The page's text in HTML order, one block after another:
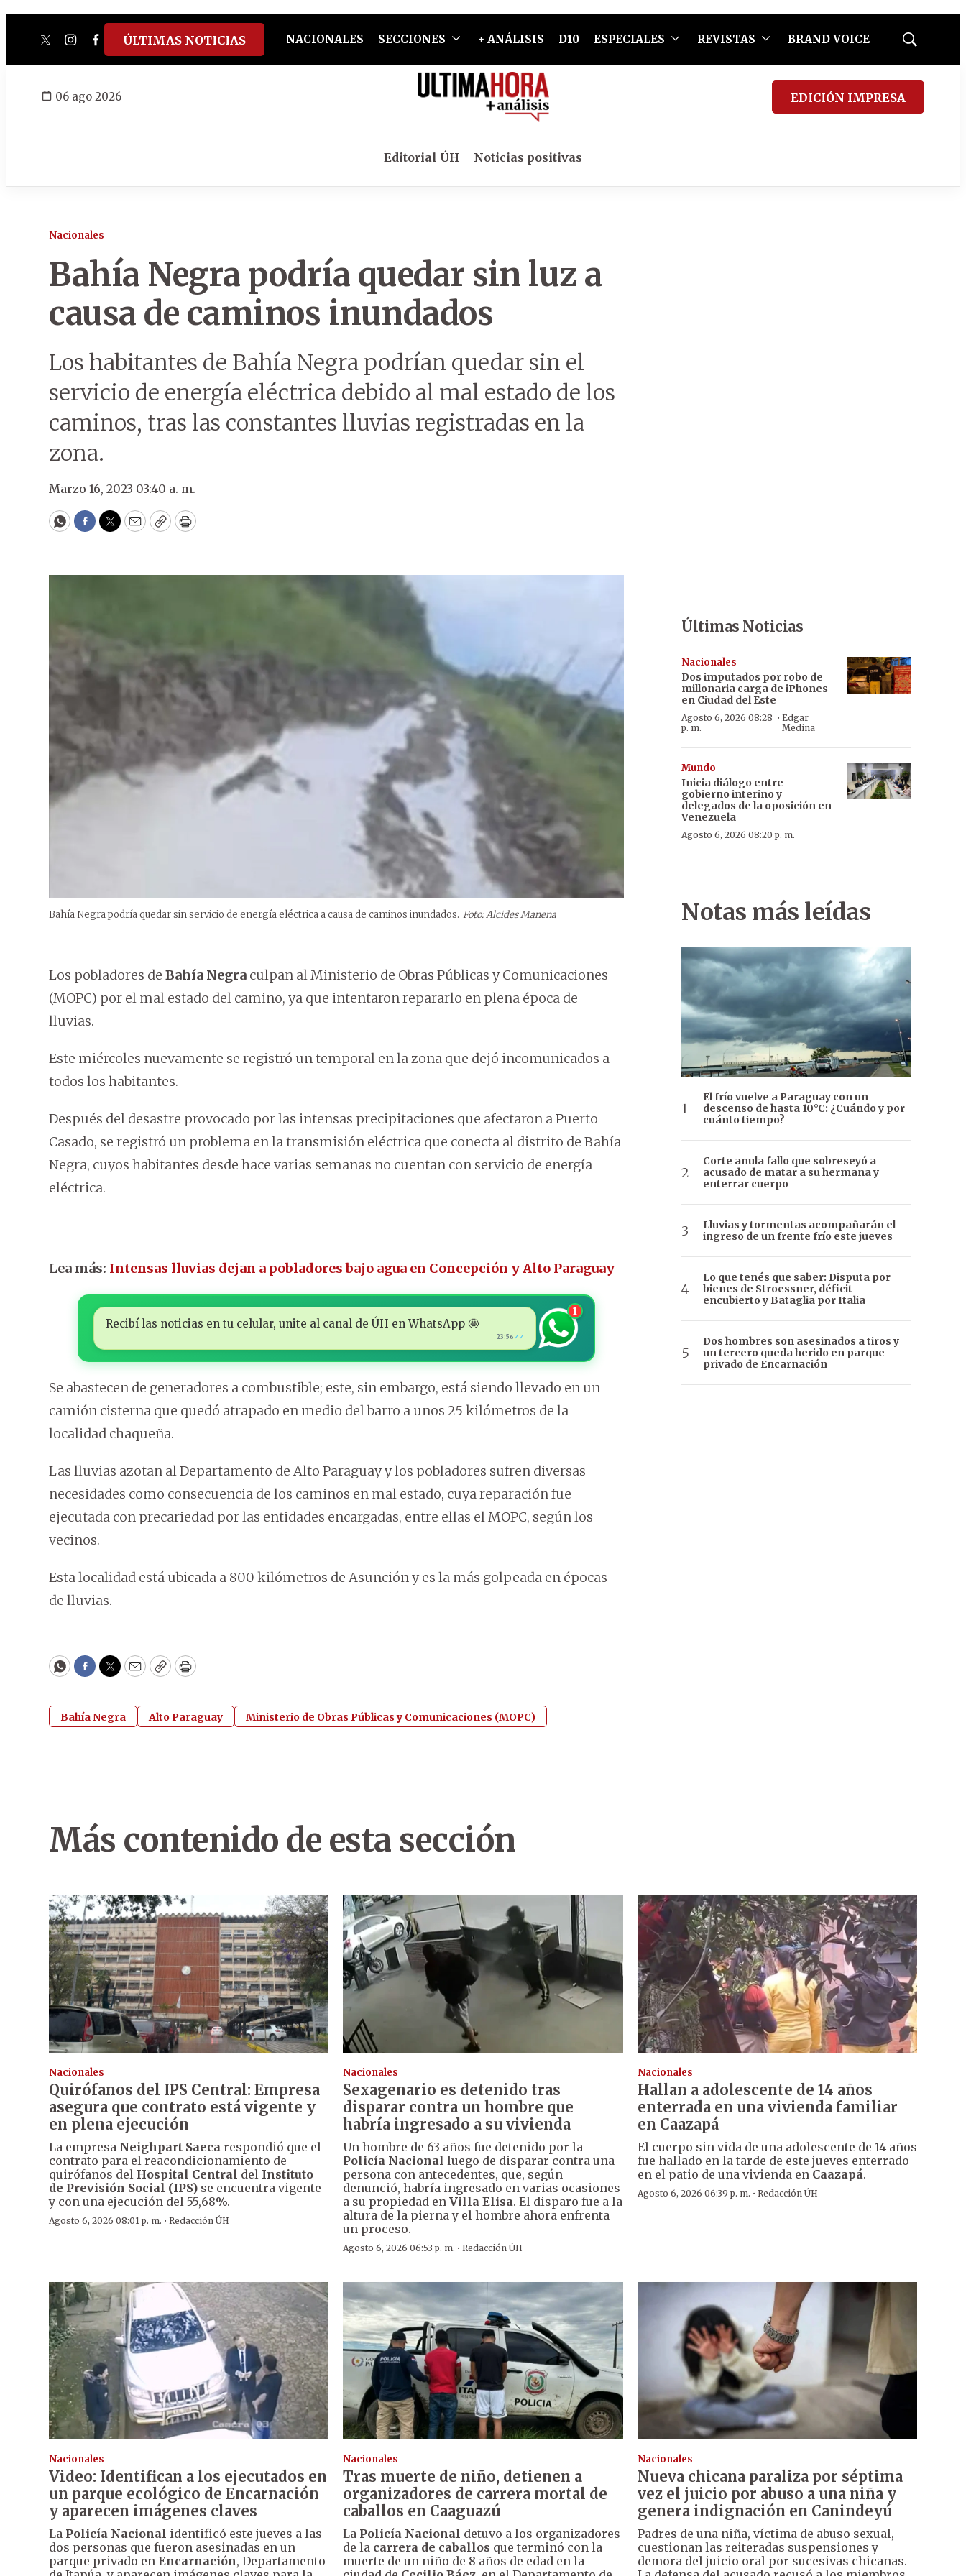
twitterinstagram
facebook
tiktokyoutube
spotify
ÚLTIMAS NOTICIAS NACIONALES SECCIONES + ANÁLISIS D10 ESPECIALES REVISTAS BRAND VOICE
Mostrar
06 ago 2026 EDICIÓN IMPRESA
Editorial ÚH Noticias positivas
Nacionales
Bahía Negra podría quedar sin luz a
causa de caminos inundados
Los habitantes de Bahía Negra podrían quedar sin el
servicio de energía eléctrica debido al mal estado de los
caminos, tras las constantes lluvias registradas en la
zona.
Marzo 16, 2023 03:40 a. m.
WhatsApp
Facebook
Twitter
EmailCopyPrint
Bahía Negra podría quedar sin servicio de energía eléctrica a causa de caminos inundados. Foto: Alcides Manena
Los pobladores de Bahía Negra culpan al Ministerio de Obras Públicas y Comunicaciones
(MOPC) por el mal estado del camino, ya que intentaron repararlo en plena época de
lluvias.
Este miércoles nuevamente se registró un temporal en la zona que dejó incomunicados a
todos los habitantes.
Después del desastre provocado por las intensas precipitaciones que afectaron a Puerto
Casado, se registró un problema en la transmisión eléctrica que conecta al distrito de Bahía
Negra, cuyos habitantes desde hace varias semanas no cuentan con servicio de energía
eléctrica.
Lea más: Intensas lluvias dejan a pobladores bajo agua en Concepción y Alto Paraguay
Recibí las noticias en tu celular, unite al canal de ÚH en WhatsApp 🤩
23:56 ✓✓
1
Se abastecen de generadores a combustible; este, sin embargo, está siendo llevado en un
camión cisterna que quedó atrapado en medio del barro a unos 25 kilómetros de la
localidad chaqueña.
Las lluvias azotan al Departamento de Alto Paraguay y los pobladores sufren diversas
necesidades como consecuencia de los caminos en mal estado, cuya reparación fue
ejecutada con precariedad por las entidades encargadas, entre ellas el MOPC, según los
vecinos.
Esta localidad está ubicada a 800 kilómetros de Asunción y es la más golpeada en épocas
de lluvias.
WhatsApp
Facebook
Twitter
EmailCopyPrint
Bahía Negra Alto Paraguay Ministerio de Obras Públicas y Comunicaciones (MOPC)
Últimas Noticias
Nacionales
Dos imputados por robo de
millonaria carga de iPhones
en Ciudad del Este
Agosto 6, 2026 08:28
p. m.
· Edgar
Medina
Mundo
Inicia diálogo entre
gobierno interino y
delegados de la oposición en
Venezuela
Agosto 6, 2026 08:20 p. m.
Notas más leídas
El frío vuelve a Paraguay con un
descenso de hasta 10°C: ¿Cuándo y por
cuánto tiempo?
Corte anula fallo que sobreseyó a
acusado de matar a su hermana y
enterrar cuerpo
Lluvias y tormentas acompañarán el
ingreso de un frente frío este jueves
Lo que tenés que saber: Disputa por
bienes de Stroessner, déficit
encubierto y Bataglia por Italia
Dos hombres son asesinados a tiros y
un tercero queda herido en parque
privado de Encarnación
Más contenido de esta sección
Nacionales
Quirófanos del IPS Central: Empresa
asegura que contrato está vigente y
en plena ejecución
La empresa Neighpart Saeca respondió que el
contrato para el reacondicionamiento de
quirófanos del Hospital Central del Instituto
de Previsión Social (IPS) se encuentra vigente
y con una ejecución del 55,68%.
Agosto 6, 2026 08:01 p. m. · Redacción ÚH
Nacionales
Sexagenario es detenido tras
disparar contra un hombre que
habría ingresado a su vivienda
Un hombre de 63 años fue detenido por la
Policía Nacional luego de disparar contra una
persona con antecedentes, que, según
denunció, habría ingresado en varias ocasiones
a su propiedad enVilla Elisa. El disparo fue a la
altura de la pierna y el hombre ahora enfrenta
un proceso.
Agosto 6, 2026 06:53 p. m. ·Redacción ÚH
Nacionales
Hallan a adolescente de 14 años
enterrada en una vivienda familiar
en Caazapá
El cuerpo sin vida de una adolescente de 14 años
fue hallado en la tarde de este jueves enterrado
en el patio de una vivienda en Caazapá.
Agosto 6, 2026 06:39 p. m. · Redacción ÚH
Nacionales
Video: Identifican a los ejecutados en
un parque ecológico de Encarnación
y aparecen imágenes claves
La Policía Nacional identificó este jueves a las
dos personas que fueron asesinadas en un
parque privado en Encarnación, Departamento
Nacionales
Tras muerte de niño, detienen a
organizadores de carrera mortal de
caballos en Caaguazú
La Policía Nacional detuvo a los organizadores
de la carrera de caballos que terminó con la
muerte de un niño de 8 años de edad en la
Nacionales
Nueva chicana paraliza por séptima
vez el juicio por abuso a una niña y
genera indignación en Canindeyú
Padres de una niña, víctima de abuso sexual,
cuestionan las reiteradas suspensiones y
demora del juicio oral por sucesivas chicanas.